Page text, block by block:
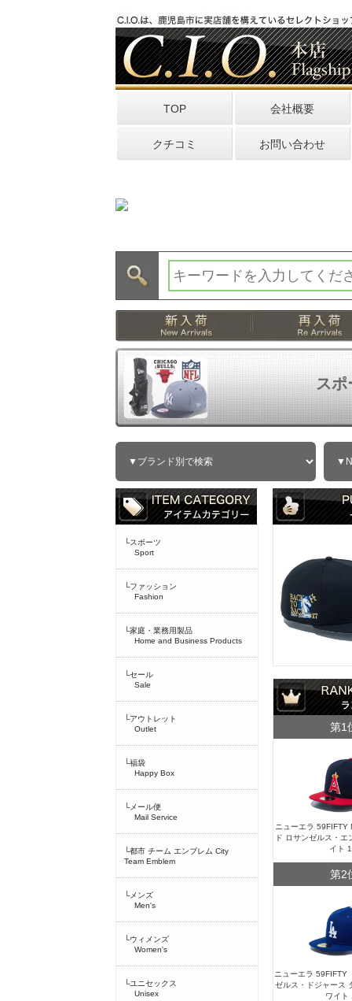
TOP 会社概要
クチコミ お問い合わせ
スポ
└スポーツ
Sport
└ファッション
Fashion
└家庭・業務用製品
Home and Business Products
└セール
Sale
└アウトレット
Outlet
└福袋
Happy Box
└メール便
Mail Service
└都市 チーム エンブレム City
Team Emblem
└メンズ
Men's
└ウィメンズ
Women's
└ユニセックス
Unisex
第1
ニューエラ 59FIFTY
ド ロサンゼルス・エ
イト
第2
ニューエラ 59FIFTY
ゼルス・ドジャース
ワイト